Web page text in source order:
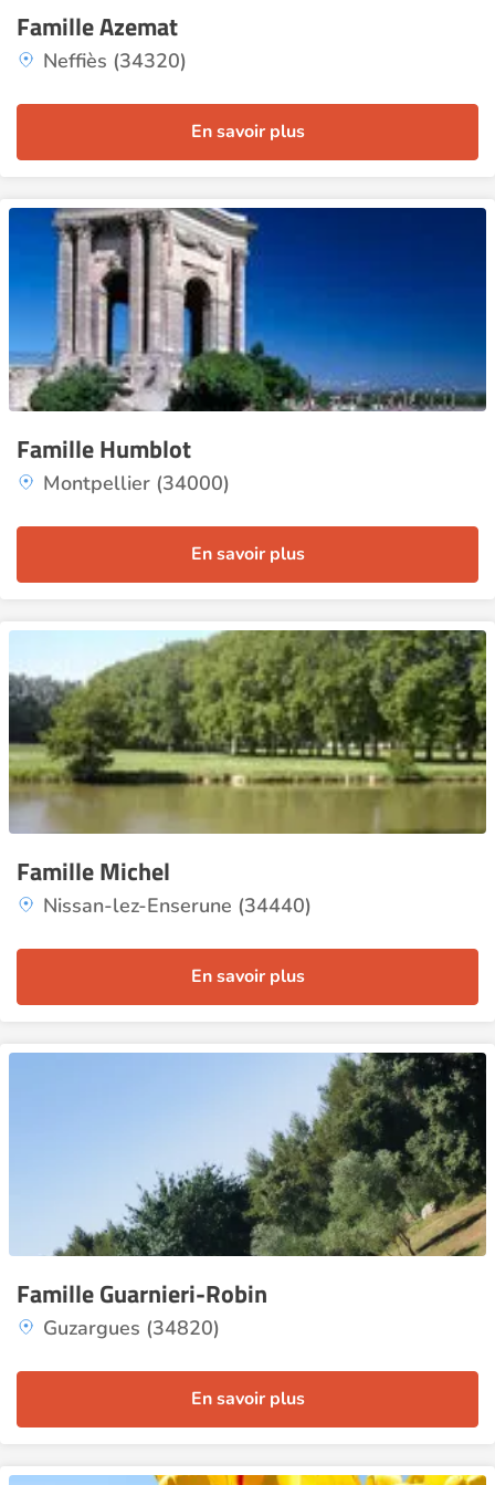
Famille Azemat
Neffiès (34320)
En savoir plus
Famille Humblot
Montpellier (34000)
En savoir plus
Famille Michel
Nissan-lez-Enserune (34440)
En savoir plus
Famille Guarnieri-Robin
Guzargues (34820)
En savoir plus